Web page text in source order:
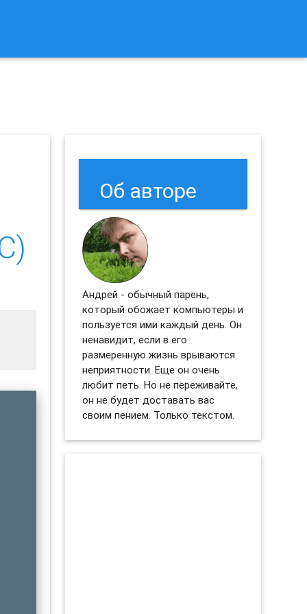
Об авторе
Андрей - обычный парень,
который обожает компьютеры и
пользуется ими каждый день. Он
ненавидит, если в его
размеренную жизнь врываются
неприятности. Еще он очень
любит петь. Но не переживайте,
он не будет доставать вас
своим пением. Только текстом.